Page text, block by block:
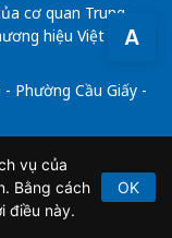
A
cơ quan Trung
hiệu Việt Nam
Phường Cầu Giấy -
BTTTT do Bộ
vụ của
Bằng cách
điều này.
OK